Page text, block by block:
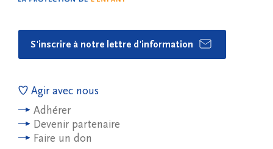
S'inscrire à notre lettre d'information
Agir avec nous
Adhérer
Devenir partenaire
Faire un don